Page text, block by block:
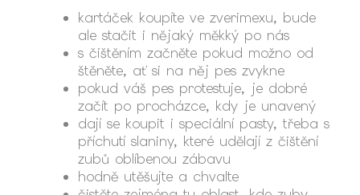
kartáček koupíte ve zverimexu, bude
ale stačit i nějaký měkký po nás
s čištěním začněte pokud možno od
štěněte, ať si na něj pes zvykne
pokud váš pes protestuje, je dobré
začít po procházce, kdy je unavený
dají se koupit i speciální pasty, třeba s
příchutí slaniny, které udělají z čištění
zubů oblíbenou zábavu
hodně utěšujte a chvalte